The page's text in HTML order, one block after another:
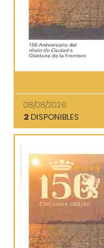
08/08/2026
2 DISPONIBLES